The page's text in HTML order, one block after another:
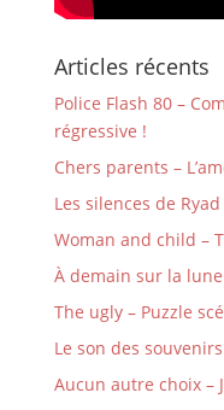
Articles récents
Police Flash 80 –
régressive !
Chers parents –
Les silences de
Woman and child –
À demain sur la
The ugly – Puzzle
Le son des
Aucun autre choix –